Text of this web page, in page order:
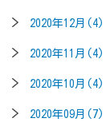
2020年12月(4)
2020年11月(4)
2020年10月(4)
2020年09月(7)